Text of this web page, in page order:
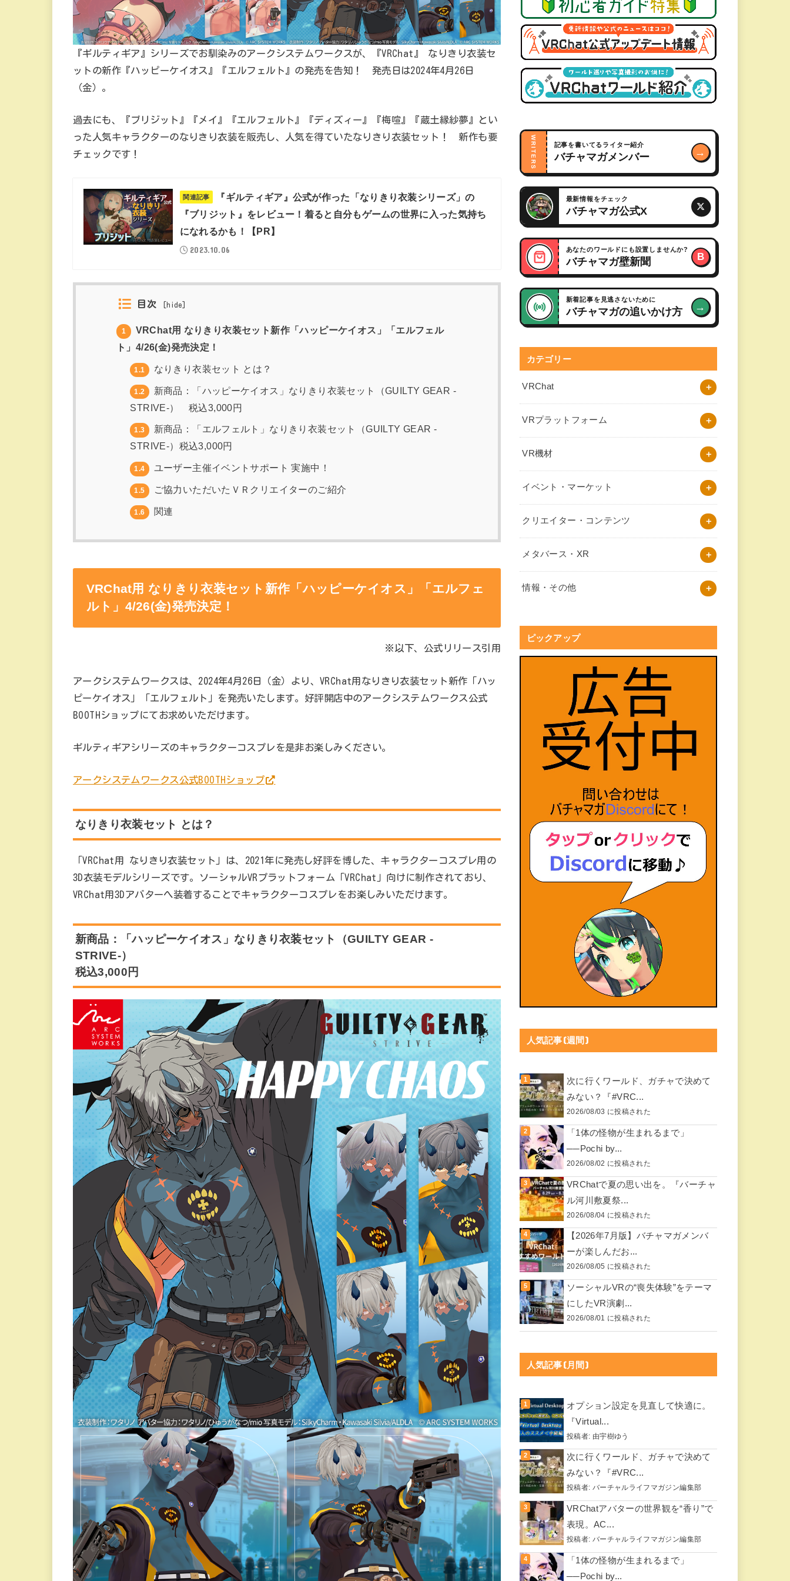
『ギルティギア』シリーズでお馴染みのアークシステムワークスが、『VRChat』 なりきり衣装セ
ットの新作『ハッピーケイオス』『エルフェルト』の発売を告知！ 発売日は2024年4月26日
（金）。
過去にも、『ブリジット』『メイ』『エルフェルト』『ディズィー』『梅喧』『蔵土縁紗夢』とい
った人気キャラクターのなりきり衣装を販売し、人気を得ていたなりきり衣装セット！ 新作も要
チェックです！
関連記事
『ギルティギア』公式が作った「なりきり衣装シリーズ」の
『ブリジット』をレビュー！着ると自分もゲームの世界に入った気持ち
になれるかも！【PR】
2023.10.06
目次 hide
1
VRChat用 なりきり衣装セット新作「ハッピーケイオス」「エルフェル
ト」4/26(金)発売決定！
1.1 なりきり衣装セット とは？
1.2
新商品：「ハッピーケイオス」なりきり衣装セット（GUILTY GEAR -
STRIVE-） 税込3,000円
1.3
新商品：「エルフェルト」なりきり衣装セット（GUILTY GEAR -
STRIVE-）税込3,000円
1.4 ユーザー主催イベントサポート 実施中！
1.5 ご協力いただいたＶＲクリエイターのご紹介
1.6 関連
VRChat用 なりきり衣装セット新作「ハッピーケイオス」「エルフェ
ルト」4/26(金)発売決定！
※以下、公式リリース引用
アークシステムワークスは、2024年4月26日（金）より、VRChat用なりきり衣装セット新作「ハッ
ピーケイオス」「エルフェルト」を発売いたします。好評開店中のアークシステムワークス公式
BOOTHショップにてお求めいただけます。
ギルティギアシリーズのキャラクターコスプレを是非お楽しみください。
アークシステムワークス公式BOOTHショップ
なりきり衣装セット とは？
「VRChat用 なりきり衣装セット」は、2021年に発売し好評を博した、キャラクターコスプレ用の
3D衣装モデルシリーズです。ソーシャルVRプラットフォーム「VRChat」向けに制作されており、
VRChat用3Dアバターへ装着することでキャラクターコスプレをお楽しみいただけます。
新商品：「ハッピーケイオス」なりきり衣装セット（GUILTY GEAR -
STRIVE-）
税込3,000円
WRITERS 記事を書いてるライター紹介
バチャマガメンバー →
最新情報をチェック
バチャマガ公式X
あなたのワールドにも設置しませんか?
バチャマガ壁新聞 B
新着記事を見逃さないために
バチャマガの追いかけ方 →
カテゴリー
VRChat
VRプラットフォーム
VR機材
イベント・マーケット
クリエイター・コンテンツ
メタバース・XR
情報・その他
ピックアップ
人気記事(週間)
次に行くワールド、ガチャで決めて
みない？『#VRC...
2026/08/03 に投稿された
「1体の怪物が生まれるまで」
──Pochi by...
2026/08/02 に投稿された
VRChatで夏の思い出を。『バーチャ
ル河川敷夏祭...
2026/08/04 に投稿された
【2026年7月版】バチャマガメンバ
ーが楽しんだお...
2026/08/05 に投稿された
ソーシャルVRの“喪失体験”をテーマ
にしたVR演劇...
2026/08/01 に投稿された
人気記事(月間)
オプション設定を見直して快適に。
『Virtual...
投稿者: 由宇樹ゆう
次に行くワールド、ガチャで決めて
みない？『#VRC...
投稿者: バーチャルライフマガジン編集部
VRChatアバターの世界観を“香り”で
表現。AC...
投稿者: バーチャルライフマガジン編集部
「1体の怪物が生まれるまで」
──Pochi by...